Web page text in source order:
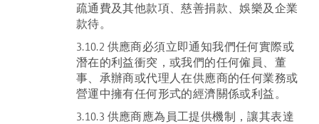
疏通費及其他款項、慈善捐款、娛樂及企業
款待。
3.10.2 供應商必須立即通知我們任何實際或
潛在的利益衝突，或我們的任何僱員、董
事、承辦商或代理人在供應商的任何業務或
營運中擁有任何形式的經濟關係或利益。
3.10.3 供應商應為員工提供機制，讓其表達